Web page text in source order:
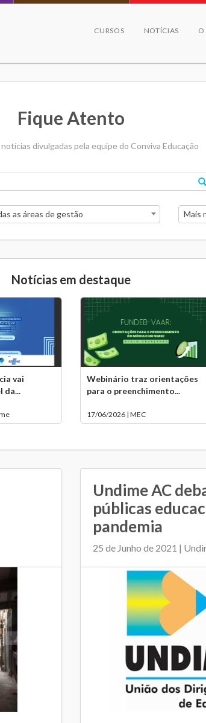
CURSOS NOTÍCIAS O
Fique Atento
divulgadas pela equipe do Conviva Educação
as áreas de gestão Mais
Notícias em destaque
vai
da...
Webinário traz orientações
para o preenchimento...
17/06/2026 | MEC
Undime AC
públicas
pandemia
25 de Junho de 2021 |